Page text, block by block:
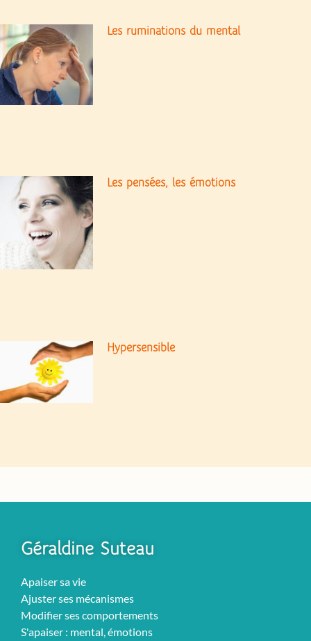
Les ruminations du mental
Les pensées, les émotions
Hypersensible
Géraldine Suteau
Apaiser sa vie
Ajuster ses mécanismes
Modifier ses comportements
S'apaiser : mental, émotions